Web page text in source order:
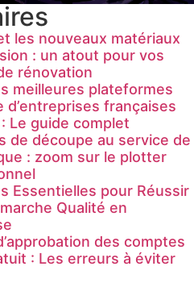
les nouveaux matériaux
: un atout pour vos
rénovation
meilleures plateformes
d’entreprises françaises
Le guide complet
de découpe au service de
: zoom sur le plotter
Essentielles pour Réussir
Qualité en
des comptes
: Les erreurs à éviter